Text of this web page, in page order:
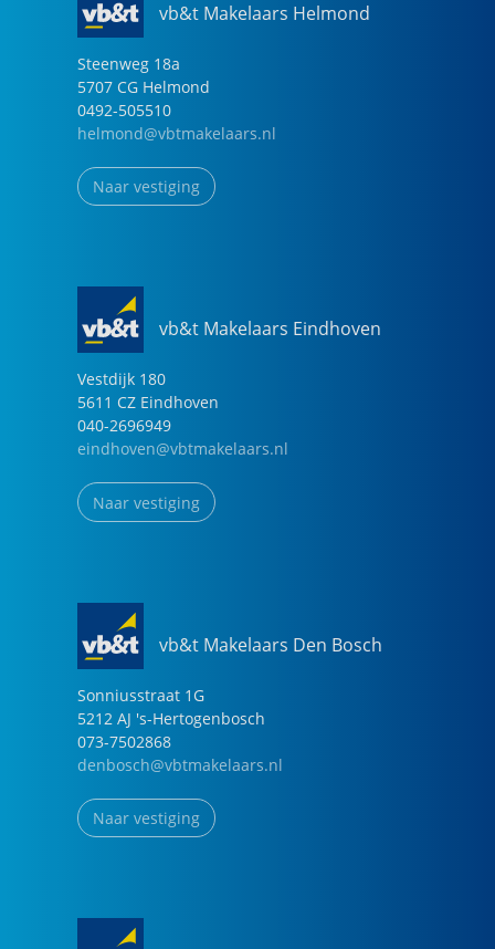
vb&t Makelaars Helmond
Steenweg 18a
5707 CG Helmond
0492-505510
helmond@vbtmakelaars.nl
Naar vestiging
vb&t Makelaars Eindhoven
Vestdijk 180
5611 CZ Eindhoven
040-2696949
eindhoven@vbtmakelaars.nl
Naar vestiging
vb&t Makelaars Den Bosch
Sonniusstraat 1G
5212 AJ 's-Hertogenbosch
073-7502868
denbosch@vbtmakelaars.nl
Naar vestiging